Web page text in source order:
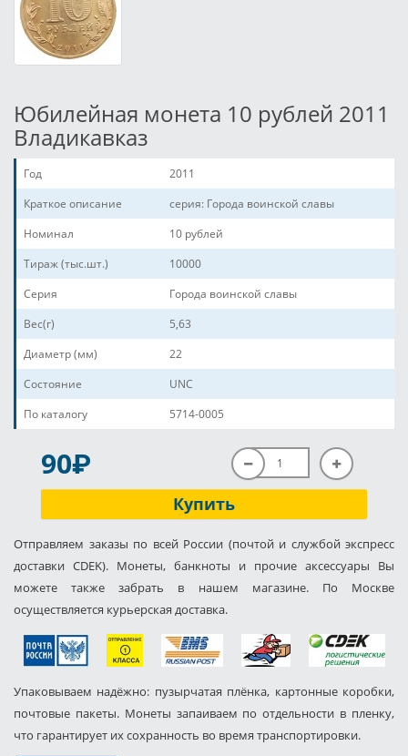
Юбилейная монета 10 рублей 2011
Владикавказ
Год
2011
Краткое описание
серия: Города воинской славы
Номинал
10 рублей
Тираж (тыс.шт.)
10000
Серия
Города воинской славы
Вес(г)
5,63
Диаметр (мм)
22
Состояние
UNC
По каталогу
5714-0005
90P
Купить
Отправляем заказы по всей России (почтой и службой экспресс
доставки CDEK). Монеты, банкноты и прочие аксессуары Вы
можете также забрать в нашем магазине. По Москве
осуществляется курьерская доставка.
Упаковываем надёжно: пузырчатая плёнка, картонные коробки,
почтовые пакеты. Монеты запаиваем по отдельности в пленку,
что гарантирует их сохранность во время транспортировки.